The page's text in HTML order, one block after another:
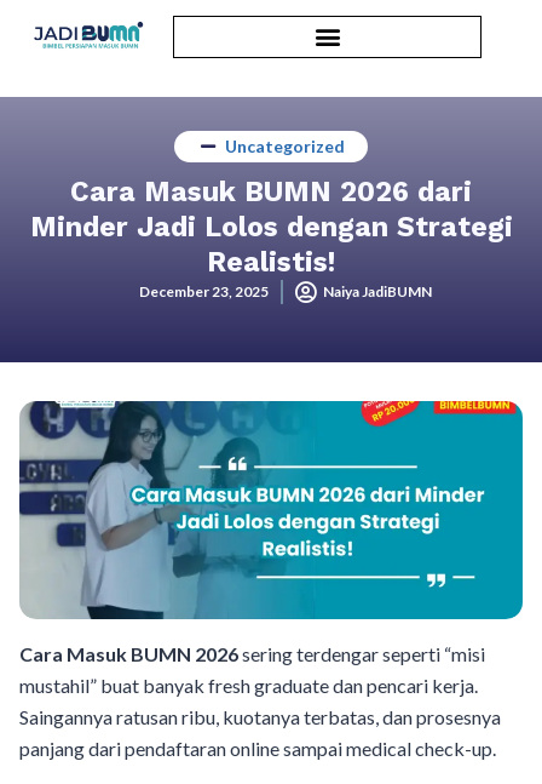
Uncategorized
Cara Masuk BUMN 2026 dari
Minder Jadi Lolos dengan Strategi
Realistis!
December 23, 2025 Naiya JadiBUMN
Cara Masuk BUMN 2026sering terdengar seperti “misi
mustahil” buat banyak fresh graduate dan pencari kerja.
Saingannya ratusan ribu, kuotanya terbatas, dan prosesnya
panjang dari pendaftaran online sampai medical check-up.